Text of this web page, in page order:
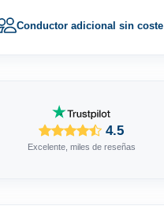
Conductor adicional sin coste
4.5
Excelente, miles de reseñas